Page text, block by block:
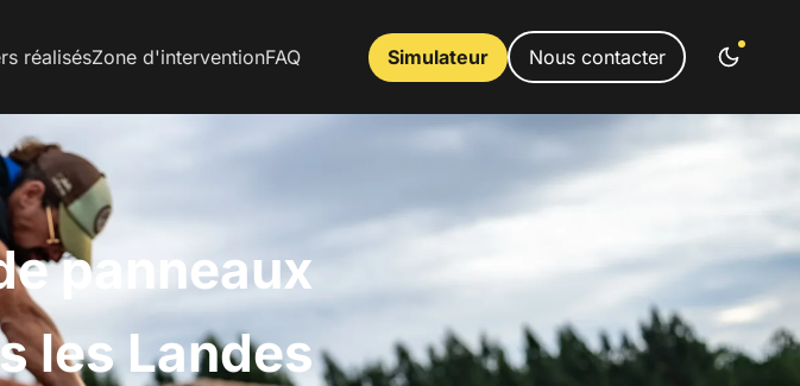
réalisésZone d'interventionFAQ Simulateur Nous contacter
panneaux
les Landes